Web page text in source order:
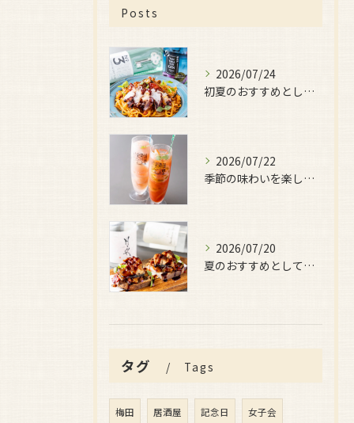
Posts
2026/07/24
初夏のおすすめとしてご用意しているのが、
2026/07/22
季節の味わいを楽しみたい日におすすめなのが、
2026/07/20
夏のおすすめとしてぜひ味わっていただきたいのが、
タグ Tags
梅田 居酒屋 記念日 女子会